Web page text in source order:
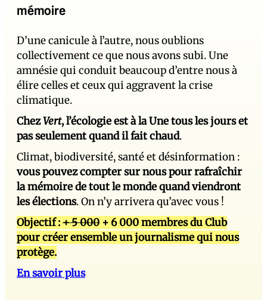
mémoire
D’une canicule à l’autre, nous oublions
collectivement ce que nous avons subi. Une
amnésie qui conduit beaucoup d’entre nous à
élire celles et ceux qui aggravent la crise
climatique.
ChezVert, l’écologie est à la Une tous les jours et
pas seulement quand il fait chaud.
Climat, biodiversité, santé et désinformation :
vous pouvez compter sur nous pour rafraîchir
la mémoire de tout le monde quand viendront
les élections. On n’y arrivera qu’avec vous !
Objectif :+ 5 000 + 6 000 membres du Club
pour créer ensemble un journalisme qui nous
protège.
En savoir plus